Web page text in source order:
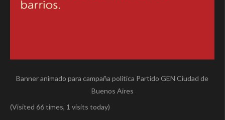
Banner animado para campaña politica Partido GEN Ciudad de
Buenos Aires
(Visited 66 times, 1 visits today)